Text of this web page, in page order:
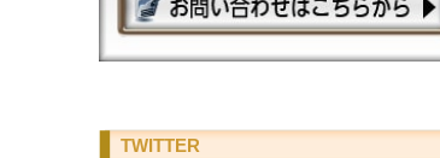
TWITTER